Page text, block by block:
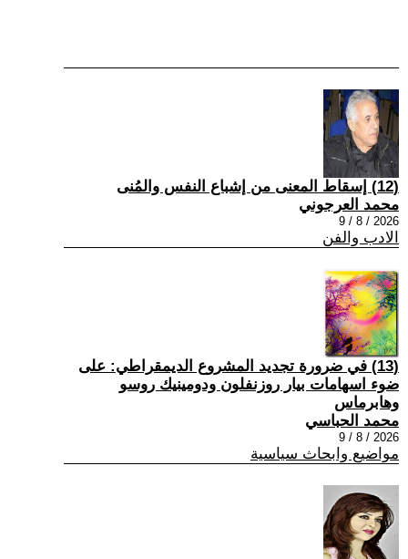
(12) إسقاط المعنى من إشباع النفس والمُنى
محمد العرجوني
2026 / 8 / 9
الادب والفن
(13) في ضرورة تجديد المشروع الديمقراطي: على
ضوء اسهامات بيار روزنفلون ودومينيك روسو
وهابرماس
محمد الحباسي
2026 / 8 / 9
مواضيع وابحاث سياسية